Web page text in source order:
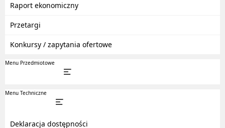
Raport ekonomiczny
Przetargi
Konkursy / zapytania ofertowe
Menu Przedmiotowe
Menu Techniczne
Deklaracja dostępności